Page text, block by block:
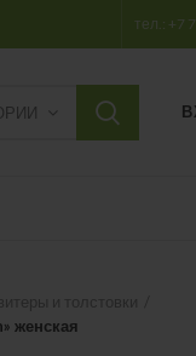
тел.: +7
женская